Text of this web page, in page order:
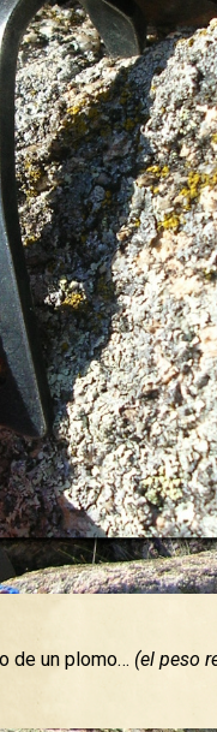
de un plomo… (el peso